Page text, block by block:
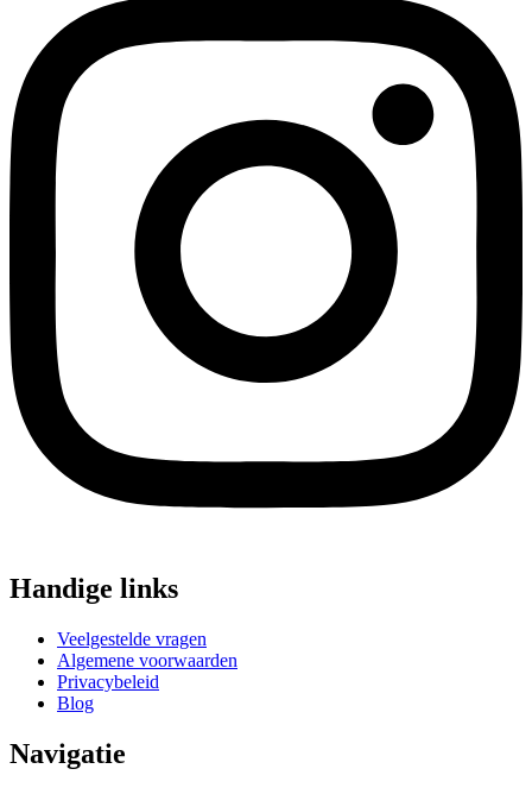
Handige links
Veelgestelde vragen
Algemene voorwaarden
Privacybeleid
Blog
Navigatie